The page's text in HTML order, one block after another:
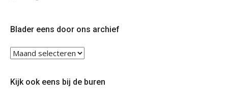
Blader eens door ons archief
Blader
eens
ons
Kijk ook eens bij de buren